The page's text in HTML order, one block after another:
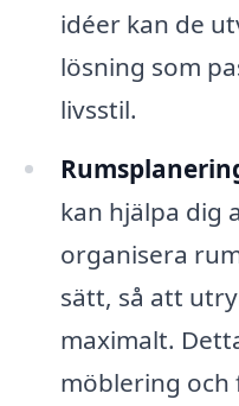
idéer kan de
lösning som
livsstil.
kan hjälpa dig
organisera
sätt, så att
maximalt.
möblering och